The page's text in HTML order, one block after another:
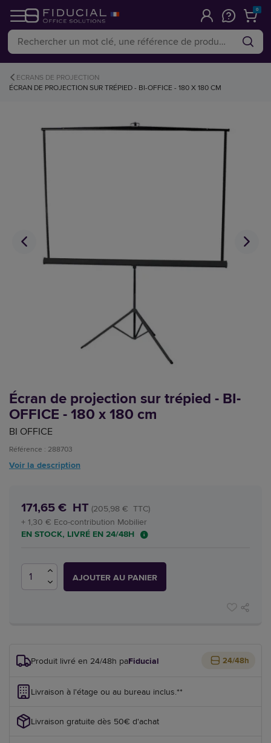
0
ECRANS DE PROJECTION
ÉCRAN DE PROJECTION SUR TRÉPIED - BI-OFFICE - 180 X 180 CM
Écran de projection sur trépied - BI-
OFFICE - 180 x 180 cm
BI OFFICE
Référence : 288703
Voir la description
171,65 € HT (205,98 € TTC)
+ 1,30 € Eco-contribution Mobilier
EN STOCK, LIVRÉ EN 24/48H
AJOUTER AU PANIER
Produit livré en 24/48h parFiducial 24/48h
Livraison à l'étage ou au bureau inclus.**
Livraison gratuite dès 50€ d'achat